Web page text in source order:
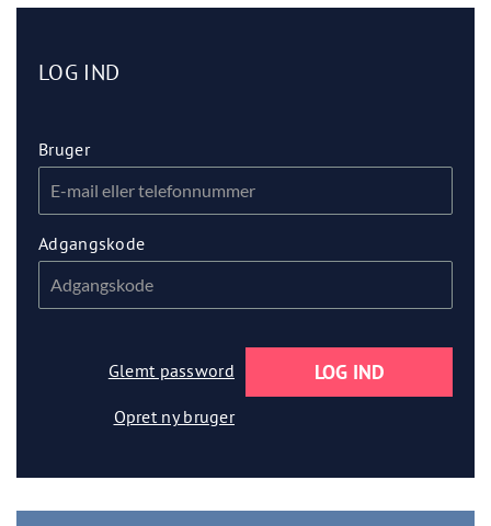
LOG IND
Bruger
Adgangskode
Glemt password
Opret ny bruger